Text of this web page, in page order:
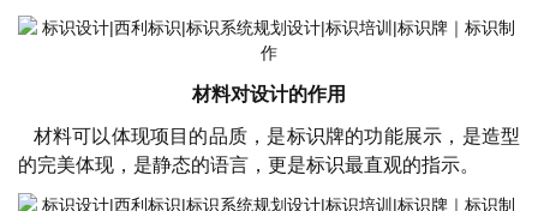
材料对设计的作用
材料可以体现项目的品质，是标识牌的功能展示，是造型
的完美体现，是静态的语言，更是标识最直观的指示。